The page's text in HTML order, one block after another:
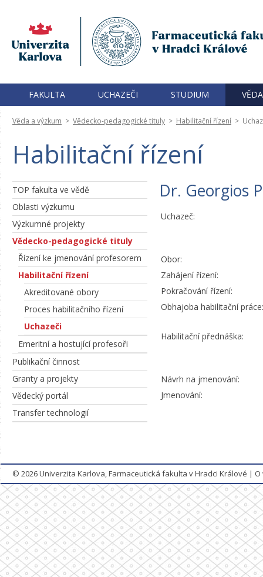
FAKULTA UCHAZEČI STUDIUM
Věda a výzkum > Vědecko-pedagogické tituly > Habilitační řízení >
Habilitační řízení
TOP fakulta ve vědě
Oblasti výzkumu
Výzkumné projekty
Vědecko-pedagogické tituly
Řízení ke jmenování profesorem
Habilitační řízení
Akreditované obory
Proces habilitačního řízení
Uchazeči
Emeritní a hostující profesoři
Publikační činnost
Granty a projekty
Vědecký portál
Transfer technologií
Dr. Georgios
Uchazeč:
Obor:
Zahájení řízení:
Pokračování řízení:
Obhajoba habilitační práce:
Habilitační přednáška:
Návrh na jmenování:
Jmenování:
© 2026Univerzita Karlova, Farmaceutická fakulta v Hradci Králové |